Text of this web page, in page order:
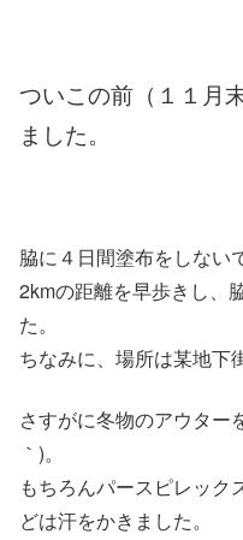
ついこの前（１１月
ました。
脇に４日間塗布をしない
2kmの距離を早歩きし、
た。
ちなみに、場所は某地下
さすがに冬物のアウター
｀)。
もちろんパースピレック
どは汗をかきました。